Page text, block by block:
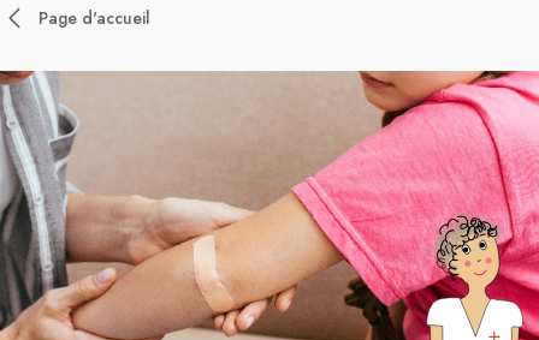
Page d'accueil